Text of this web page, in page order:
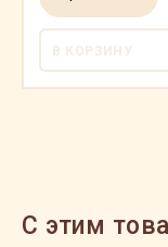
В КОРЗИНУ
C этим